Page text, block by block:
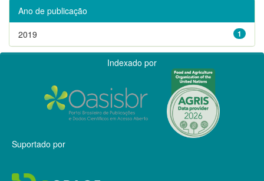
Ano de publicação
1
2019
Indexado por
Suportado por